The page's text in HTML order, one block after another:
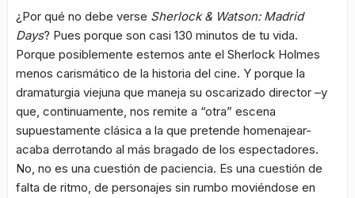
¿Por qué no debe verse Sherlock & Watson: Madrid
Days? Pues porque son casi 130 minutos de tu vida.
Porque posiblemente estemos ante el Sherlock Holmes
menos carismático de la historia del cine. Y porque la
dramaturgia viejuna que maneja su oscarizado director –y
que, continuamente, nos remite a “otra” escena
supuestamente clásica a la que pretende homenajear-
acaba derrotando al más bragado de los espectadores.
No, no es una cuestión de paciencia. Es una cuestión de
falta de ritmo, de personajes sin rumbo moviéndose en